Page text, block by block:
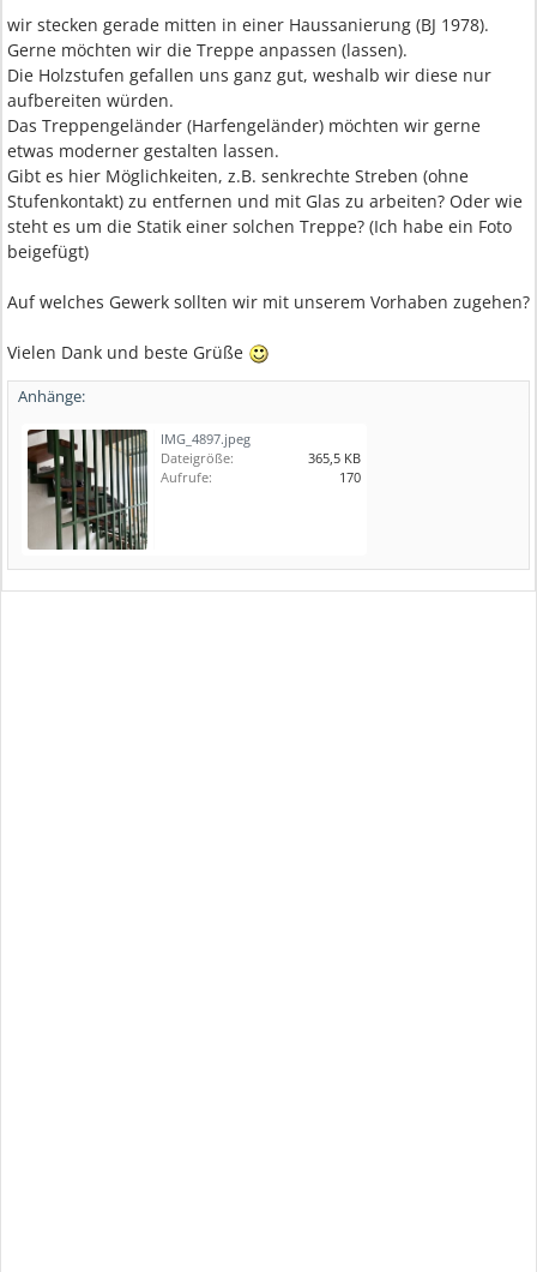
wir stecken gerade mitten in einer Haussanierung (BJ 1978).
Gerne möchten wir die Treppe anpassen (lassen).
Die Holzstufen gefallen uns ganz gut, weshalb wir diese nur
aufbereiten würden.
Das Treppengeländer (Harfengeländer) möchten wir gerne
etwas moderner gestalten lassen.
Gibt es hier Möglichkeiten, z.B. senkrechte Streben (ohne
Stufenkontakt) zu entfernen und mit Glas zu arbeiten? Oder wie
steht es um die Statik einer solchen Treppe? (Ich habe ein Foto
beigefügt)
Auf welches Gewerk sollten wir mit unserem Vorhaben zugehen?
Vielen Dank und beste Grüße
Anhänge:
IMG_4897.jpeg
Dateigröße:
365,5 KB
Aufrufe:
170